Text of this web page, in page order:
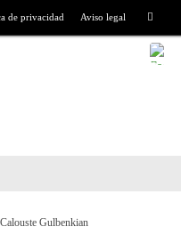
de privacidad Aviso legal
Gulbenkian